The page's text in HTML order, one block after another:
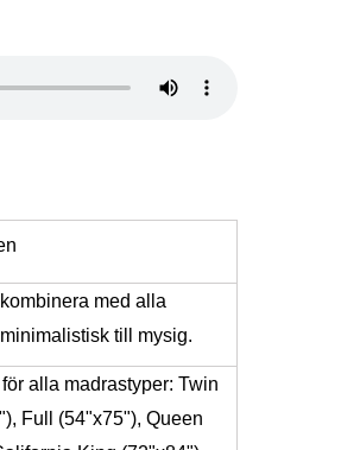
med alla
till mysig.
alla madrastyper: Twin
Full (54"x75"), Queen